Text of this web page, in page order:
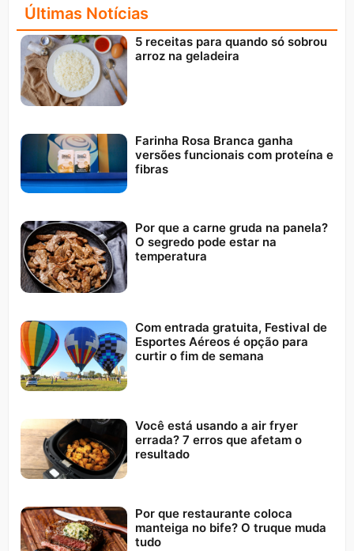
Últimas Notícias
5 receitas para quando só sobrou
arroz na geladeira
Farinha Rosa Branca ganha
versões funcionais com proteína e
fibras
Por que a carne gruda na panela?
O segredo pode estar na
temperatura
Com entrada gratuita, Festival de
Esportes Aéreos é opção para
curtir o fim de semana
Você está usando a air fryer
errada? 7 erros que afetam o
resultado
Por que restaurante coloca
manteiga no bife? O truque muda
tudo